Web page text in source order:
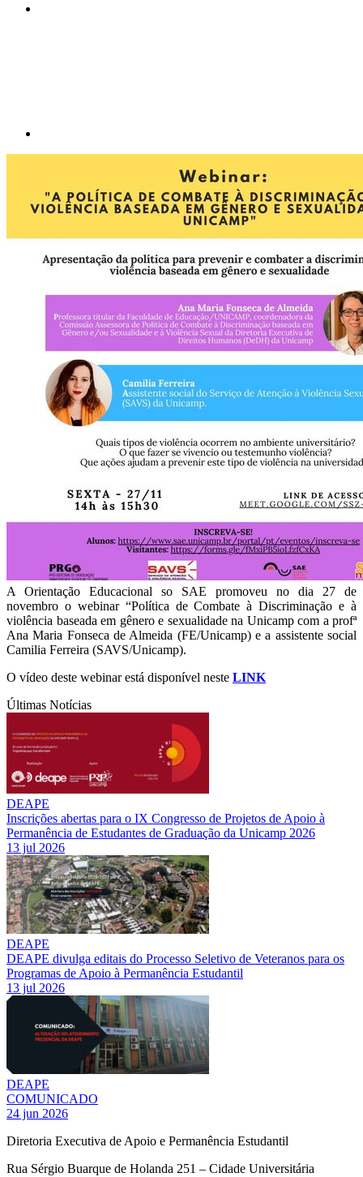
A Orientação Educacional so SAE promoveu no dia 27 de
novembro o webinar “Política de Combate à Discriminação e à
violência baseada em gênero e sexualidade na Unicamp com a profª
Ana Maria Fonseca de Almeida (FE/Unicamp) e a assistente social
Camilia Ferreira (SAVS/Unicamp).
O vídeo deste webinar está disponível neste LINK
Últimas Notícias
DEAPE
Inscrições abertas para o IX Congresso de Projetos de Apoio à
Permanência de Estudantes de Graduação da Unicamp 2026
13 jul 2026
DEAPE
DEAPE divulga editais do Processo Seletivo de Veteranos para os
Programas de Apoio à Permanência Estudantil
13 jul 2026
DEAPE
COMUNICADO
24 jun 2026
Diretoria Executiva de Apoio e Permanência Estudantil
Rua Sérgio Buarque de Holanda 251 – Cidade Universitária